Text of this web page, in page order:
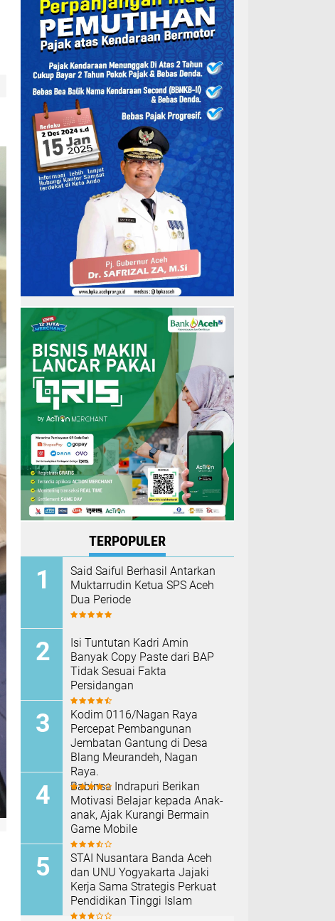
TERPOPULER
Said Saiful Berhasil Antarkan
Muktarrudin Ketua SPS Aceh
Dua Periode
Isi Tuntutan Kadri Amin
Banyak Copy Paste dari BAP
Tidak Sesuai Fakta
Persidangan
Kodim 0116/Nagan Raya
Percepat Pembangunan
Jembatan Gantung di Desa
Blang Meurandeh, Nagan
Raya.
Babinsa Indrapuri Berikan
Motivasi Belajar kepada Anak-
anak, Ajak Kurangi Bermain
Game Mobile
STAI Nusantara Banda Aceh
dan UNU Yogyakarta Jajaki
Kerja Sama Strategis Perkuat
Pendidikan Tinggi Islam